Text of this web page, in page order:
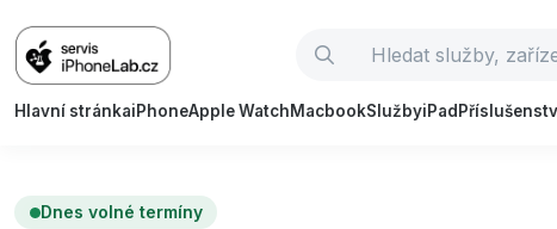
Hlavní stránkaiPhoneApple WatchMacbookSlužbyiPad
Dnes volné termíny